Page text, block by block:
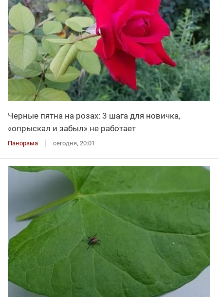
Черные пятна на розах: 3 шага для новичка,
«опрыскал и забыл» не работает
Панорама сегодня, 20:01